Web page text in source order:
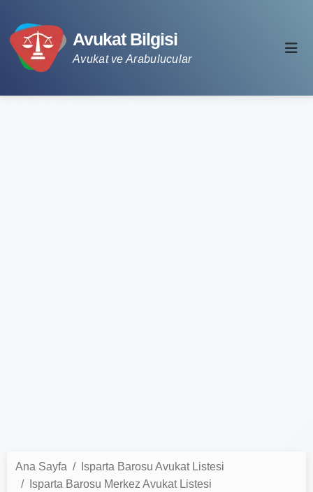
Avukat Bilgisi
Avukat ve Arabulucular
Ana Sayfa
Isparta Barosu Avukat Listesi
Isparta Barosu Merkez Avukat Listesi